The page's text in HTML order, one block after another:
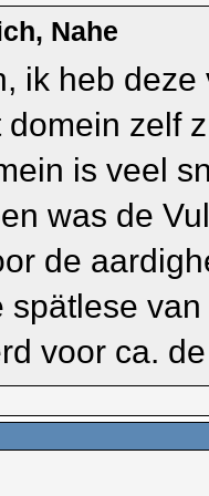
Nahe
ik heb
zelf
is veel
was de
de
spätlese
voor ca.